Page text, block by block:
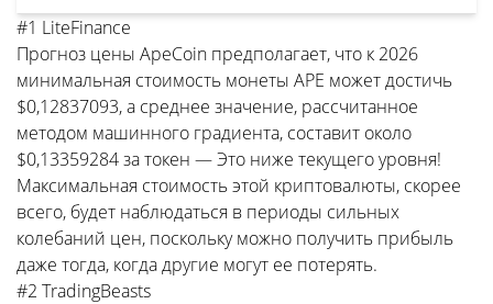
#1 LiteFinance
Прогноз цены ApeCoin предполагает, что к 2026
минимальная стоимость монеты APE может достичь
$0,12837093, а среднее значение, рассчитанное
методом машинного градиента, составит около
$0,13359284 за токен — Это ниже текущего уровня!
Максимальная стоимость этой криптовалюты, скорее
всего, будет наблюдаться в периоды сильных
колебаний цен, поскольку можно получить прибыль
даже тогда, когда другие могут ее потерять.
#2 TradingBeasts